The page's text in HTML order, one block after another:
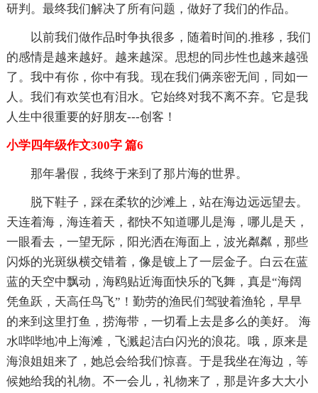
研判。最终我们解决了所有问题，做好了我们的作品。
以前我们做作品时争执很多，随着时间的.推移，我们
的感情是越来越好。越来越深。思想的同步性也越来越强
了。我中有你，你中有我。现在我们俩亲密无间，同如一
人。我们有欢笑也有泪水。它始终对我不离不弃。它是我
人生中很重要的好朋友---创客！
小学四年级作文300字 篇6
那年暑假，我终于来到了那片海的世界。
脱下鞋子，踩在柔软的沙滩上，站在海边远远望去。
天连着海，海连着天，都快不知道哪儿是海，哪儿是天，
一眼看去，一望无际，阳光洒在海面上，波光粼粼，那些
闪烁的光斑纵横交错着，像是镀上了一层金子。白云在蓝
蓝的天空中飘动，海鸥贴近海面快乐的飞舞，真是“海阔
凭鱼跃，天高任鸟飞”！勤劳的渔民们驾驶着渔轮，早早
的来到这里打鱼，捞海带，一切看上去是多么的美好。 海
水哔哔地冲上海滩，飞溅起洁白闪光的浪花。哦，原来是
海浪姐姐来了，她总会给我们惊喜。于是我坐在海边，等
候她给我的礼物。不一会儿，礼物来了，那是许多大大小